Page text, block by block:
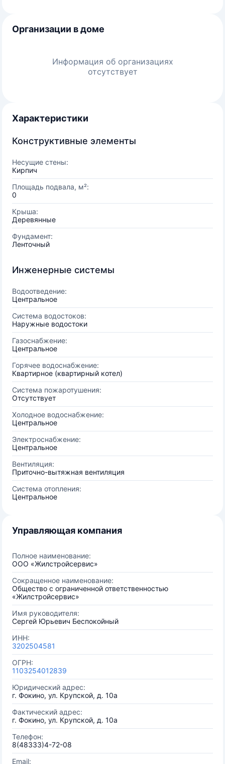
Организации в доме
Информация об организациях
отсутствует
Характеристики
Конструктивные элементы
Несущие стены:
Кирпич
Площадь подвала, м²:
0
Крыша:
Деревянные
Фундамент:
Ленточный
Инженерные системы
Водоотведение:
Центральное
Система водостоков:
Наружные водостоки
Газоснабжение:
Центральное
Горячее водоснабжение:
Квартирное (квартирный котел)
Система пожаротушения:
Отсутствует
Холодное водоснабжение:
Центральное
Электроснабжение:
Центральное
Вентиляция:
Приточно-вытяжная вентиляция
Система отопления:
Центральное
Управляющая компания
Полное наименование:
ООО «Жилстройсервис»
Сокращенное наименование:
Общество с ограниченной ответственностью
«Жилстройсервис»
Имя руководителя:
Сергей Юрьевич Беспокойный
ИНН:
3202504581
ОГРН:
1103254012839
Юридический адрес:
г. Фокино, ул. Крупской, д. 10а
Фактический адрес:
г. Фокино, ул. Крупской, д. 10а
Телефон:
8(48333)4-72-08
Email: